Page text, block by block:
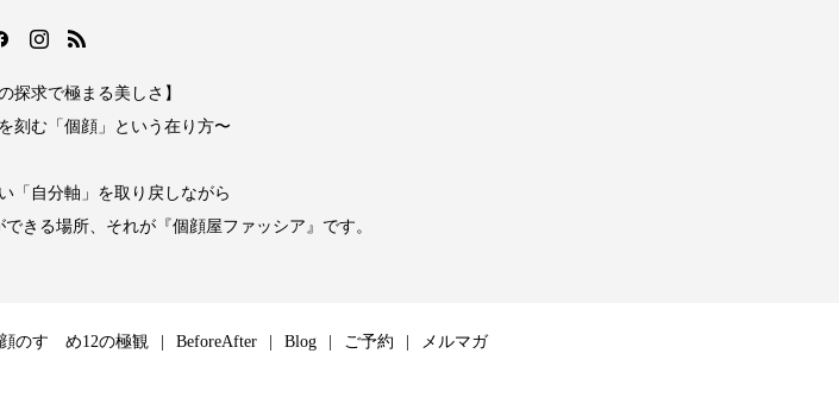
探求で極まる美しさ】
刻む「個顔」という在り方〜
「自分軸」を取り戻しながら
きる場所、それが『個顔屋ファッシア』です。
のすゝめ12の極観 BeforeAfter Blog ご予約 メルマガ